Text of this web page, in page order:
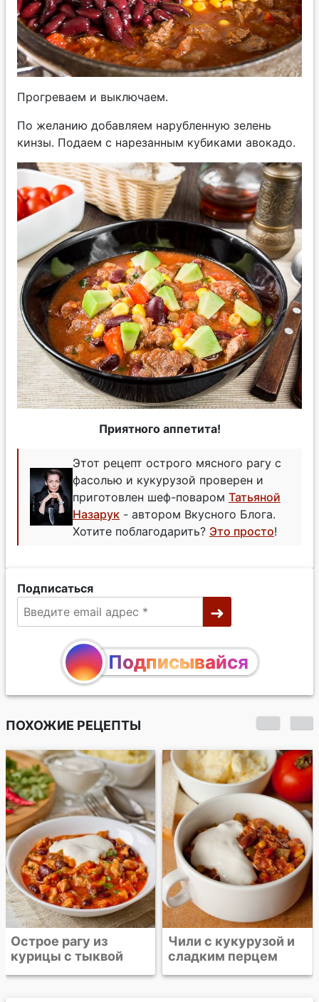
Прогреваем и выключаем.
По желанию добавляем нарубленную зелень
кинзы. Подаем с нарезанным кубиками авокадо.
Приятного аппетита!
Этот рецепт острого мясного рагу с
фасолью и кукурузой проверен и
приготовлен шеф-поваром Татьяной
Назарук - автором Вкусного Блога.
Хотите поблагодарить? Это просто!
Подписаться
Подписывайся
ПОХОЖИЕ РЕЦЕПТЫ
Чили с кукурузой и
сладким перцем
Куриные оладьи с
кукурузой и
фасолью